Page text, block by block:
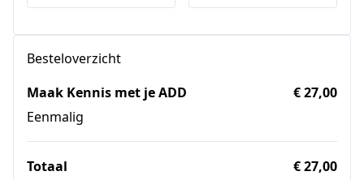
Besteloverzicht
Maak Kennis met je ADD
Eenmalig
€ 27,00
Totaal
€ 27,00